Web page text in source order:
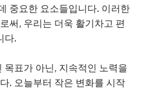
중요한 요소들입니다. 이러한
써, 우리는 더욱 활기차고 편
다.
목표가 아닌, 지속적인 노력을
. 오늘부터 작은 변화를 시작